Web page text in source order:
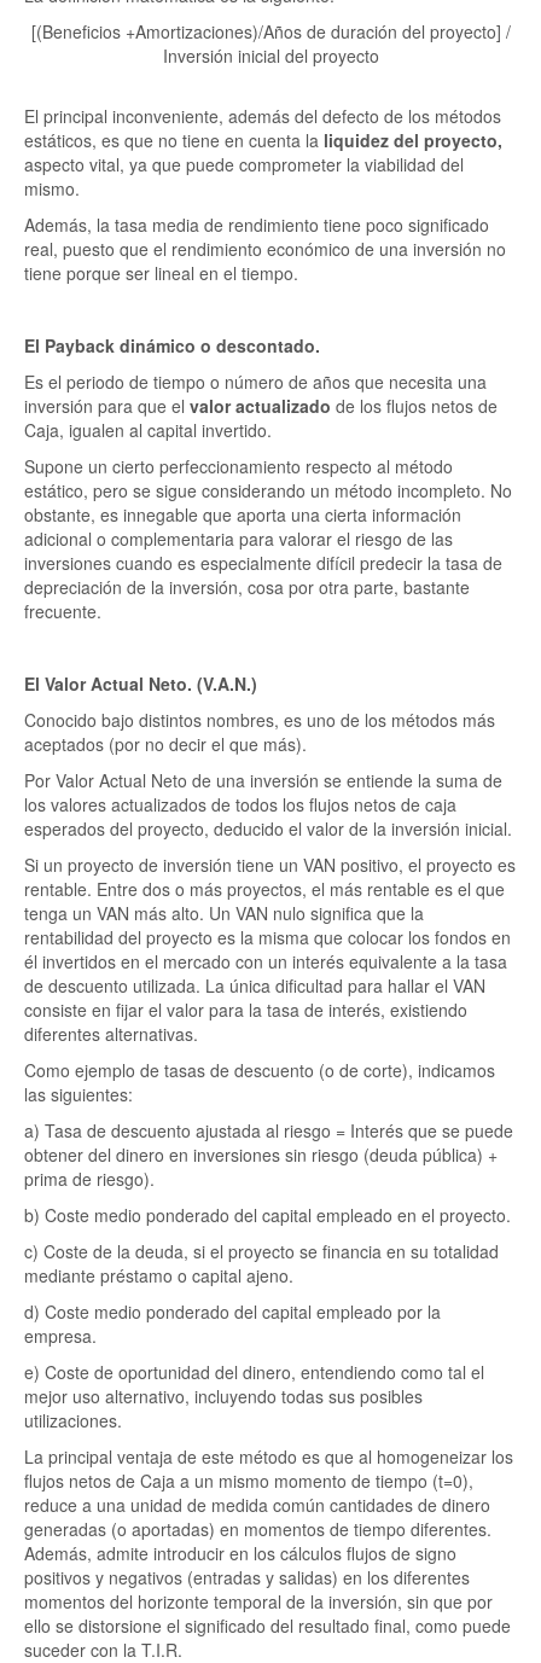
[(Beneficios +Amortizaciones)/Años de duración del proyecto] /
Inversión inicial del proyecto
El principal inconveniente, además del defecto de los métodos
estáticos, es que no tiene en cuenta la liquidez del proyecto,
aspecto vital, ya que puede comprometer la viabilidad del
mismo.
Además, la tasa media de rendimiento tiene poco significado
real, puesto que el rendimiento económico de una inversión no
tiene porque ser lineal en el tiempo.
El Payback dinámico o descontado.
Es el periodo de tiempo o número de años que necesita una
inversión para que el valor actualizado de los flujos netos de
Caja, igualen al capital invertido.
Supone un cierto perfeccionamiento respecto al método
estático, pero se sigue considerando un método incompleto. No
obstante, es innegable que aporta una cierta información
adicional o complementaria para valorar el riesgo de las
inversiones cuando es especialmente difícil predecir la tasa de
depreciación de la inversión, cosa por otra parte, bastante
frecuente.
El Valor Actual Neto. (V.A.N.)
Conocido bajo distintos nombres, es uno de los métodos más
aceptados (por no decir el que más).
Por Valor Actual Neto de una inversión se entiende la suma de
los valores actualizados de todos los flujos netos de caja
esperados del proyecto, deducido el valor de la inversión inicial.
Si un proyecto de inversión tiene un VAN positivo, el proyecto es
rentable. Entre dos o más proyectos, el más rentable es el que
tenga un VAN más alto. Un VAN nulo significa que la
rentabilidad del proyecto es la misma que colocar los fondos en
él invertidos en el mercado con un interés equivalente a la tasa
de descuento utilizada. La única dificultad para hallar el VAN
consiste en fijar el valor para la tasa de interés, existiendo
diferentes alternativas.
Como ejemplo de tasas de descuento (o de corte), indicamos
las siguientes:
a) Tasa de descuento ajustada al riesgo = Interés que se puede
obtener del dinero en inversiones sin riesgo (deuda pública) +
prima de riesgo).
b) Coste medio ponderado del capital empleado en el proyecto.
c) Coste de la deuda, si el proyecto se financia en su totalidad
mediante préstamo o capital ajeno.
d) Coste medio ponderado del capital empleado por la
empresa.
e) Coste de oportunidad del dinero, entendiendo como tal el
mejor uso alternativo, incluyendo todas sus posibles
utilizaciones.
La principal ventaja de este método es que al homogeneizar los
flujos netos de Caja a un mismo momento de tiempo (t=0),
reduce a una unidad de medida común cantidades de dinero
generadas (o aportadas) en momentos de tiempo diferentes.
Además, admite introducir en los cálculos flujos de signo
positivos y negativos (entradas y salidas) en los diferentes
momentos del horizonte temporal de la inversión, sin que por
ello se distorsione el significado del resultado final, como puede
suceder con la T.I.R.